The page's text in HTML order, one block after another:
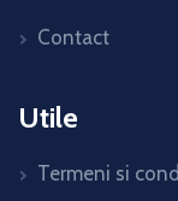
Contact
Utile
Termeni si